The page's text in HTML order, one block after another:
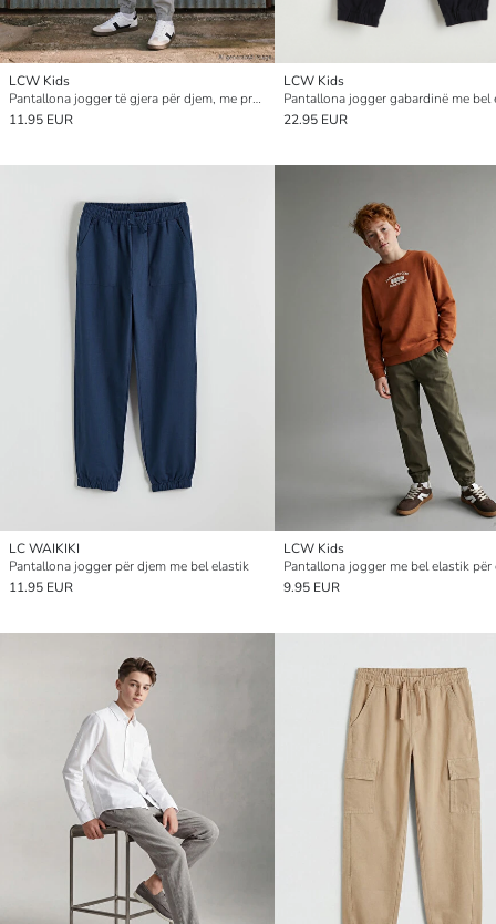
LCW Kids
Pantallona jogger të gjera për djem, me prerje të lirshme
11.95 EUR
LCW Kids
22.95 EUR
LC WAIKIKI
Pantallona jogger për djem me bel elastik
11.95 EUR
LCW Kids
Pantallona jogger me bel elastik për
9.95 EUR